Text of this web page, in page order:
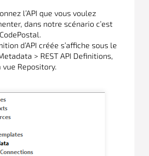
l’API que vous voulez
dans notre scénario c’est
d’API créée s’affiche sous le
> REST API Definitions,
vue Repository.